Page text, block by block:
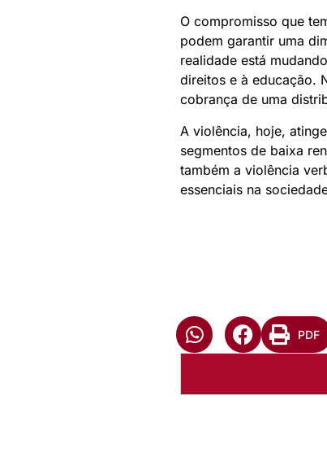
O compromisso que
podem garantir uma
realidade está
direitos e à educação.
cobrança de uma
A violência, hoje,
segmentos de baixa
também a violência
essenciais na
PDF